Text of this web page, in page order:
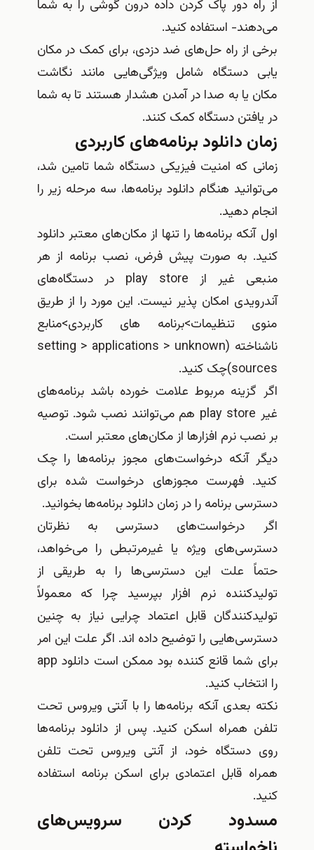
از راه دور پاک کردن داده درون گوشی را به شما
می‌دهند- استفاده کنید.
برخی از راه حل‌های ضد دزدی، برای کمک در مکان
یابی دستگاه شامل ویژگی‌هایی مانند نگاشت
مکان یا به صدا در آمدن هشدار هستند تا به شما
در یافتن دستگاه کمک کنند.
زمان دانلود برنامه‌های کاربردی
زمانی که امنیت فیزیکی دستگاه شما تامین شد،
می‌توانید هنگام دانلود برنامه‌ها، سه مرحله زیر را
انجام دهید.
اول آنکه برنامه‌ها را تنها از مکان‌های معتبر دانلود
کنید. به صورت پیش فرض، نصب برنامه از هر
منبعی غیر از play store در دستگاه‌های
آندرویدی امکان پذیر نیست. این مورد را از طریق
منوی تنظیمات>برنامه های کاربردی>منابع
ناشناخته (setting > applications > unknown
sources)چک کنید.
اگر گزینه مربوط علامت خورده باشد برنامه‌های
غیر play store هم می‌توانند نصب شود. توصیه
بر نصب نرم افزارها از مکان‌های معتبر است.
دیگر آنکه درخواست‌های مجوز برنامه‌ها را چک
کنید. فهرست مجوزهای درخواست شده برای
دسترسی برنامه را در زمان دانلود برنامه‌ها بخوانید.
اگر درخواست‌های دسترسی به نظرتان
دسترسی‌های ویژه یا غیرمرتبطی را می‌خواهد،
حتماً علت این دسترسی‌ها را به طریقی از
تولیدکننده نرم افزار بپرسید چرا که معمولاً
تولیدکنندگان قابل اعتماد چرایی نیاز به چنین
دسترسی‌هایی را توضیح داده اند. اگر علت این امر
برای شما قانع کننده بود ممکن است دانلود app
را انتخاب کنید.
نکته بعدی آنکه برنامه‌ها را با آنتی ویروس تحت
تلفن همراه اسکن کنید. پس از دانلود برنامه‌ها
روی دستگاه خود، از آنتی ویروس تحت تلفن
همراه قابل اعتمادی برای اسکن برنامه استفاده
کنید.
مسدود کردن سرویس‌های